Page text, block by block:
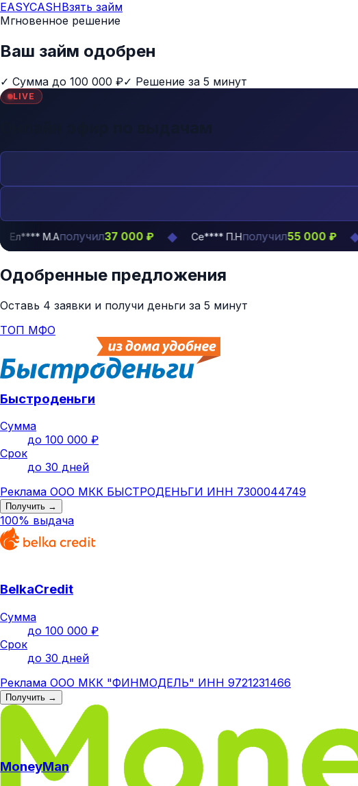
EASYCASHВзять займ
Мгновенное решение
Ваш займ одобрен
✓ Сумма до 100 000 ₽✓ Решение за 5 минут
LIVE
получил37 000 ₽ ◆ Се**** П.Нполучил55 000 ₽ ◆
Одобренные предложения
Оставь 4 заявки и получи деньги за 5 минут
ТОП МФО
Быстроденьги
Сумма
до 100 000 ₽
Срок
до 30 дней
Реклама ООО МКК БЫСТРОДЕНЬГИ ИНН 7300044749
Получить →
100% выдача
BelkaCredit
Сумма
до 100 000 ₽
Срок
до 30 дней
Реклама ООО МКК "ФИНМОДЕЛЬ" ИНН 9721231466
Получить →
MoneyMan